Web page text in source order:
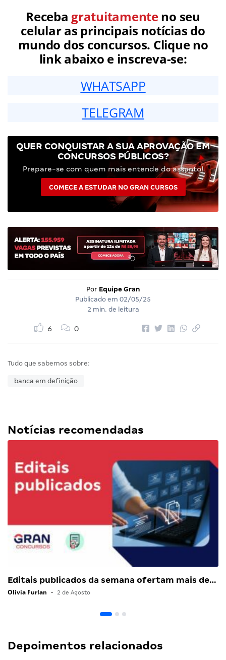
Receba gratuitamenteno seu
celular as principais notícias do
mundo dos concursos. Clique no
link abaixo e inscreva-se:
WHATSAPP
TELEGRAM
QUER CONQUISTAR A SUA APROVAÇÃO EM
CONCURSOS PÚBLICOS?
Prepare-se com quem mais entende do assunto!
COMECE A ESTUDAR NO GRAN CURSOS
Por Equipe Gran
Publicado em 02/05/25
2 min. de leitura
6 0
Tudo que sabemos sobre:
banca em definição
Notícias recomendadas
Editais publicados da semana ofertam mais de…
Olivia Furlan • 2 de Agosto
Depoimentos relacionados